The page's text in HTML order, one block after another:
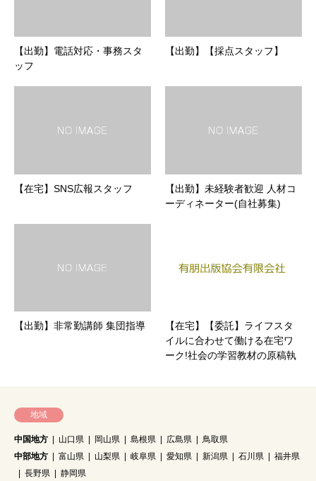
【出勤】電話対応・事務スタ
ッフ
【出勤】【採点スタッフ】
【在宅】SNS広報スタッフ
【出勤】未経験者歓迎 人材コ
ーディネーター(自社募集)
【出勤】非常勤講師 集団指導
【在宅】【委託】ライフスタ
イルに合わせて働ける在宅ワ
ーク!社会の学習教材の原稿執
地域
中国地方 山口県 岡山県 島根県 広島県
鳥取県
中部地方
富山県 山梨県 岐阜県 愛知県 新潟県 石川県
福井県
長野県
静岡県